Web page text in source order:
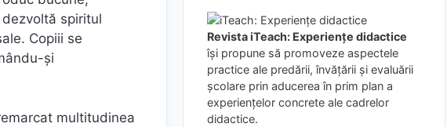
spiritul
Copiii se
şi
multitudinea
Revista iTeach: Experienţe didactice
îşi propune să promoveze aspectele
practice ale predării, învăţării şi evaluării
şcolare prin aducerea în prim plan a
experienţelor concrete ale cadrelor
didactice.